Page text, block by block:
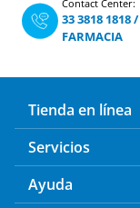
Contact Center:
33 3818 1818/
FARMACIA
Tienda en línea
Servicios
Ayuda